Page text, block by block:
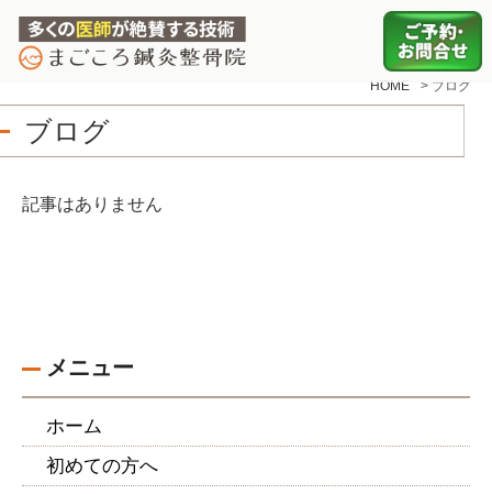
HOME > ブログ
ブログ
記事はありません
メニュー
ホーム
初めての方へ